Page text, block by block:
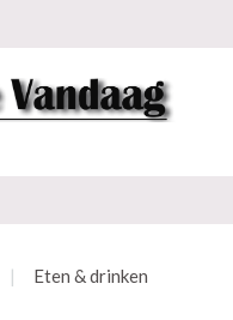
Eten & drinken